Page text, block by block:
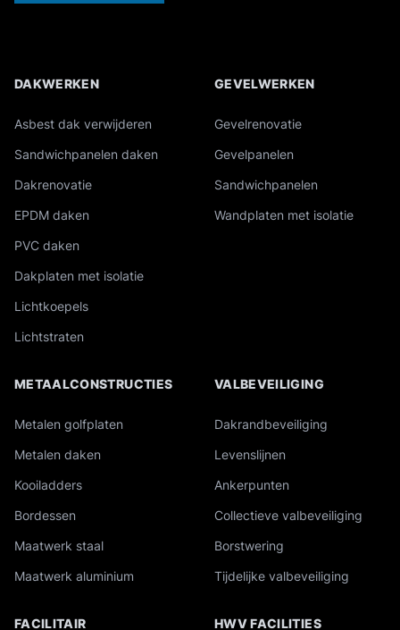
Overzicht van onze industriële diensten
DAKWERKEN
Asbest dak verwijderen
Sandwichpanelen daken
Dakrenovatie
EPDM daken
PVC daken
Dakplaten met isolatie
Lichtkoepels
Lichtstraten
GEVELWERKEN
Gevelrenovatie
Gevelpanelen
Sandwichpanelen
Wandplaten met isolatie
METAALCONSTRUCTIES
Metalen golfplaten
Metalen daken
Kooiladders
Bordessen
Maatwerk staal
Maatwerk aluminium
VALBEVEILIGING
Dakrandbeveiliging
Levenslijnen
Ankerpunten
Collectieve valbeveiliging
Borstwering
Tijdelijke valbeveiliging
FACILITAIR HWV FACILITIES